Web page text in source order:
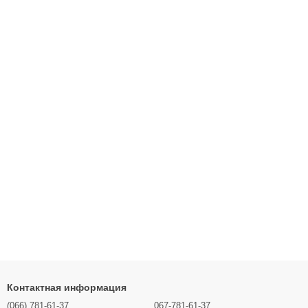
Контактная информация
(066) 781-61-37 067-781-61-37